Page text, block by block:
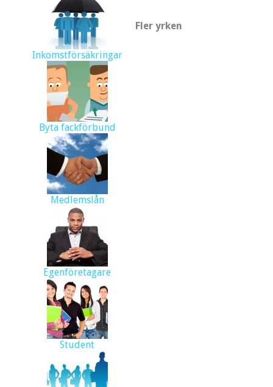
Inkomstförsäkringar
Byta fackförbund
Medlemslån
Fler yrken
Egenföretagare
Student